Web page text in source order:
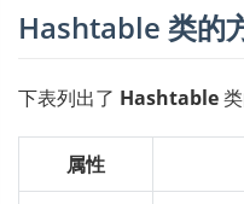
Hashtable 类的
下表列出了 Hashtable
属性